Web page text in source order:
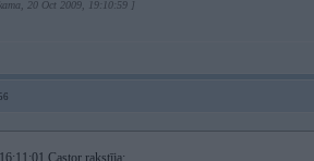
20 Oct 2009, 19:10:59 ]
Castor rakstīja: